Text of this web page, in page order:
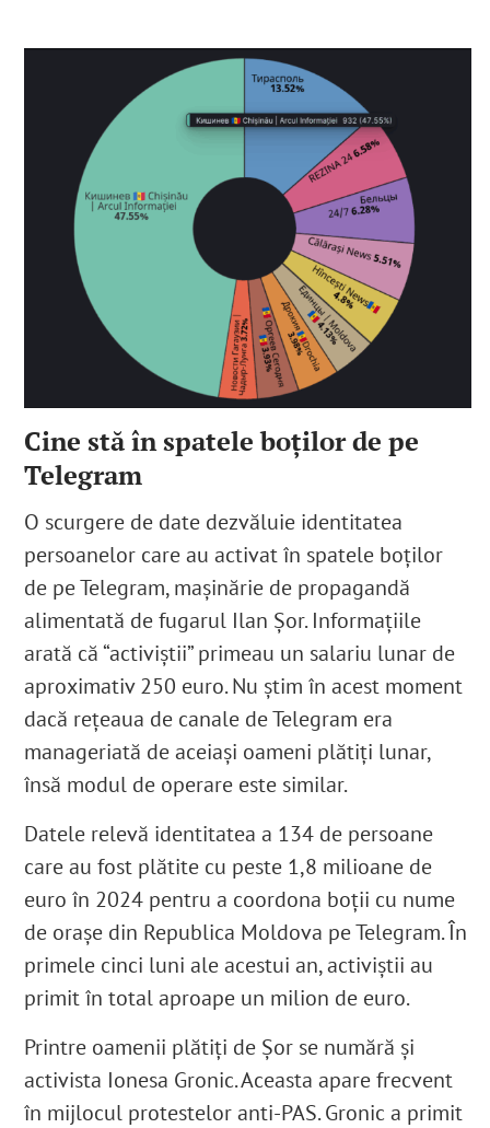
Cine stă în spatele boților de pe
Telegram
O scurgere de date dezvăluie identitatea
persoanelor care au activat în spatele boților
de pe Telegram, mașinărie de propagandă
alimentată de fugarul Ilan Șor. Informațiile
arată că “activiștii” primeau un salariu lunar de
aproximativ 250 euro. Nu știm în acest moment
dacă rețeaua de canale de Telegram era
manageriată de aceiași oameni plătiți lunar,
însă modul de operare este similar.
Datele relevă identitatea a 134 de persoane
care au fost plătite cu peste 1,8 milioane de
euro în 2024 pentru a coordona boții cu nume
de orașe din Republica Moldova pe Telegram. În
primele cinci luni ale acestui an, activiștii au
primit în total aproape un milion de euro.
Printre oamenii plătiți de Șor se numără și
activista Ionesa Gronic. Aceasta apare frecvent
în mijlocul protestelor anti-PAS.Gronic a primit